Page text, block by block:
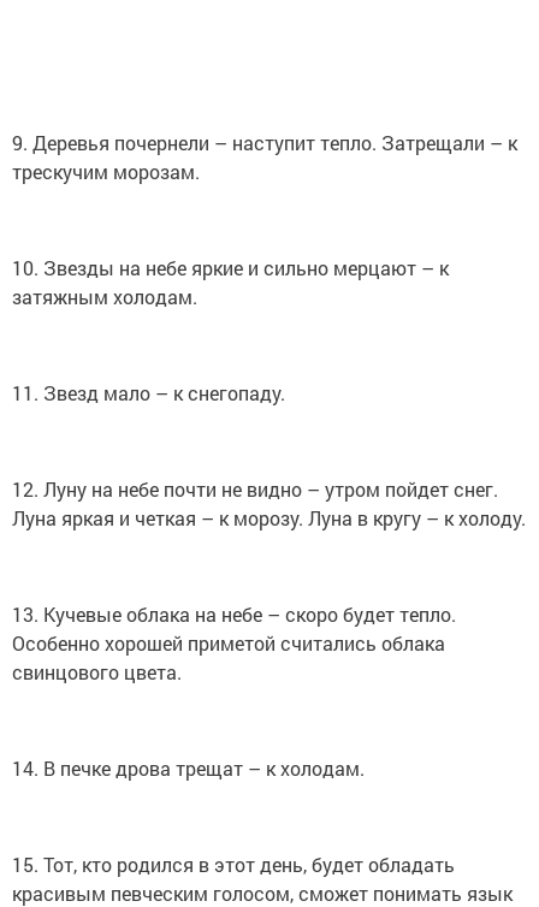
9. Деревья почернели – наступит тепло. Затрещали – к
трескучим морозам.
10. Звезды на небе яркие и сильно мерцают – к
затяжным холодам.
11. Звезд мало – к снегопаду.
12. Луну на небе почти не видно – утром пойдет снег.
Луна яркая и четкая – к морозу. Луна в кругу – к холоду.
13. Кучевые облака на небе – скоро будет тепло.
Особенно хорошей приметой считались облака
свинцового цвета.
14. В печке дрова трещат – к холодам.
15. Тот, кто родился в этот день, будет обладать
красивым певческим голосом, сможет понимать язык